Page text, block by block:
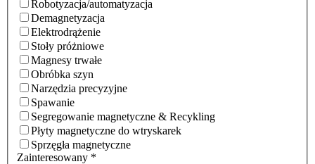
Robotyzacja/automatyzacja
Demagnetyzacja
Elektrodrążenie
Stoły próżniowe
Magnesy trwałe
Obróbka szyn
Narzędzia precyzyjne
Spawanie
Segregowanie magnetyczne & Recykling
Płyty magnetyczne do wtryskarek
Sprzęgła magnetyczne
Zainteresowany *